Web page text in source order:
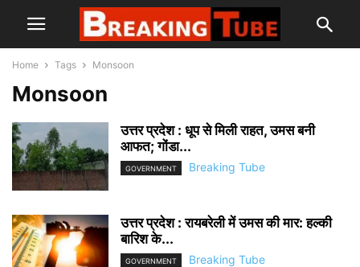
Home Tags Monsoon
Monsoon
उत्तर प्रदेश : धूप से मिली राहत, उमस बनी
आफत; गोंडा...
GOVERNMENT Breaking Tube
उत्तर प्रदेश : रायबरेली में उमस की मार: हल्की
बारिश के...
GOVERNMENT Breaking Tube